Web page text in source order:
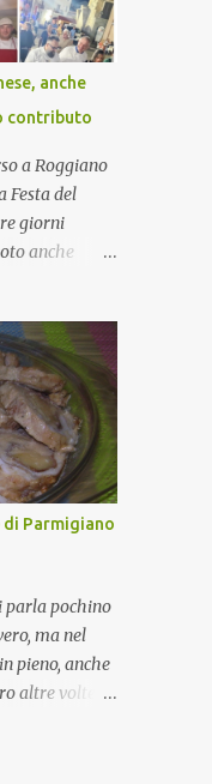
: A dire il
preparo nulla
di fine
CoCo :
riunirsi
con
il cibo,
molte belle
: Si,
anche
contributo
a Roggiano
Festa del
giorni
anche
delle
Forestali
Un
utilizzato
tradizione o
prima serata
della
durante il
piatti a base
da Gina
che ha visto
di Parmigiano
parla pochino
ma nel
pieno, anche
altre volte la